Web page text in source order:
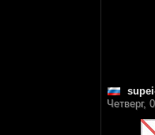
Четверг,